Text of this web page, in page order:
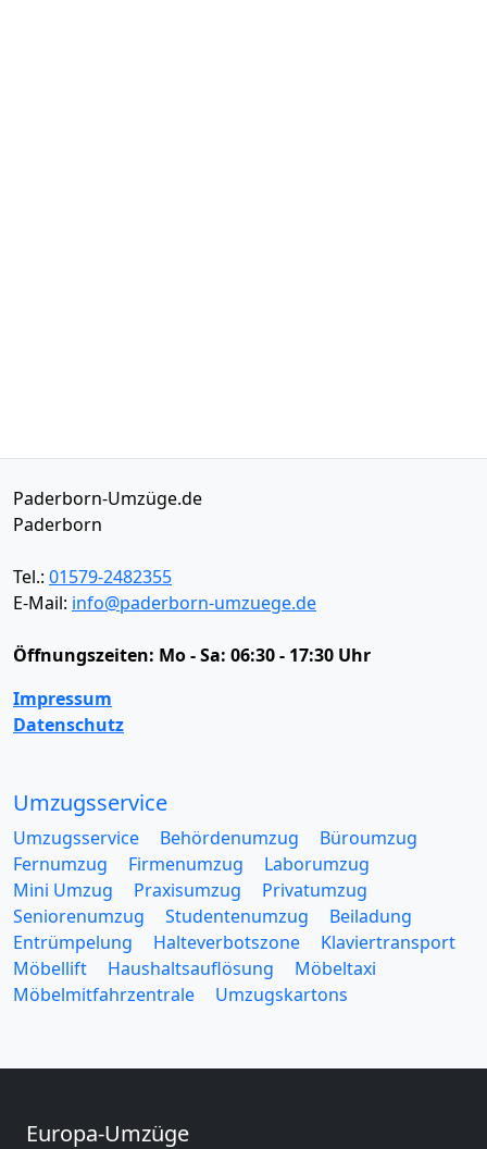
Paderborn-Umzüge.de
Paderborn
Tel.: 01579-2482355
E-Mail: info@paderborn-umzuege.de
Öffnungszeiten: Mo - Sa: 06:30 - 17:30 Uhr
Impressum
Datenschutz
Umzugsservice
Umzugsservice Behördenumzug
Büroumzug
Fernumzug
Firmenumzug
Laborumzug
Mini Umzug
Praxisumzug
Privatumzug
Seniorenumzug
Studentenumzug
Beiladung
Entrümpelung
Halteverbotszone
Klaviertransport
Möbellift
Haushaltsauflösung
Möbeltaxi
Möbelmitfahrzentrale
Umzugskartons
Europa-Umzüge